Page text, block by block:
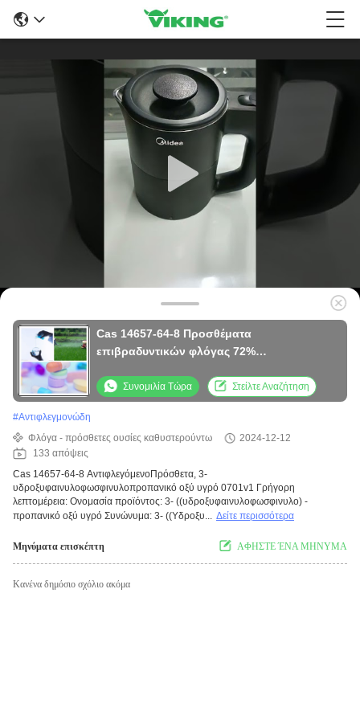
Cas 14657-64-8 Προσθέματα
επιβραδυντικών φλόγας 72%
L1111υδρό 0701v1
Συνομιλία Τώρα Στείλτε Αναζήτηση
#Αντιφλεγμονώδη
Φλόγα - πρόσθετες ουσίες καθυστερούντω
2024-12-12
133 απόψεις
Cas 14657-64-8 ΑντιφλεγόμενοΠρόσθετα, 3-
υδροξυφαινυλοφωσφινυλοπροπανικό οξύ υγρό 0701v1 Γρήγορη
λεπτομέρεια: Ονομασία προϊόντος: 3- ((υδροξυφαινυλοφωσφινυλο) -
προπανικό οξύ υγρό Συνώνυμα: 3- ((Υδροξυ... Δείτε περισσότερα
Μηνύματα επισκέπτη ΑΦΗΣΤΕ ΈΝΑ ΜΗΝΥΜΑ
Κανένα δημόσιο σχόλιο ακόμα